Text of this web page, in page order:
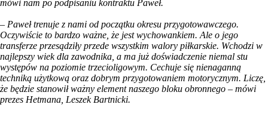
mówi nam po podpisaniu kontraktu Paweł.
– Paweł trenuje z nami od początku okresu przygotowawczego.
Oczywiście to bardzo ważne, że jest wychowankiem. Ale o jego
transferze przesądziły przede wszystkim walory piłkarskie. Wchodzi w
najlepszy wiek dla zawodnika, a ma już doświadczenie niemal stu
występów na poziomie trzecioligowym. Cechuje się nienaganną
techniką użytkową oraz dobrym przygotowaniem motorycznym. Liczę,
że będzie stanowił ważny element naszego bloku obronnego – mówi
prezes Hetmana, Leszek Bartnicki.